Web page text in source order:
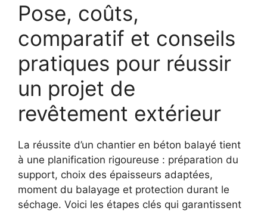
Pose, coûts,
comparatif et conseils
pratiques pour réussir
un projet de
revêtement extérieur
La réussite d’un chantier en béton balayé tient
à une planification rigoureuse : préparation du
support, choix des épaisseurs adaptées,
moment du balayage et protection durant le
séchage. Voici les étapes clés qui garantissent